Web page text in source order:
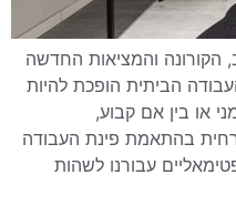
והמציאות החדשה
הביתית הופכת להיות
או בין אם קבוע,
בהתאמת פינת העבודה
עבורנו לשהות